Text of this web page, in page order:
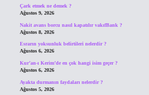
Çark etmek ne demek ?
Ağustos 9, 2026
Nakit avans borcu nasıl kapatılır vakıfBank ?
Ağustos 8, 2026
Esrarın yoksunluk belirtileri nelerdir ?
Ağustos 6, 2026
Kur’an-ı Kerim’de en çok hangi isim geçer ?
Ağustos 6, 2026
Ayakta durmanın faydaları nelerdir ?
Ağustos 5, 2026